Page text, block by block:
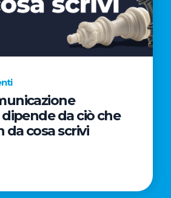
AL
CINEMA
NELLA
CAMPAGNA
REGISTA
PREMIO
OSCAR®
da ciò che
da cosa scrivi